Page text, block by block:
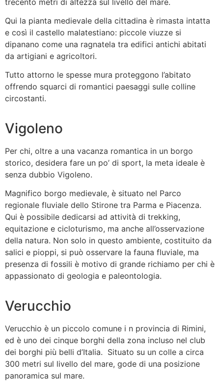
Qui la pianta medievale della cittadina è rimasta intatta
e così il castello malatestiano: piccole viuzze si
dipanano come una ragnatela tra edifici antichi abitati
da artigiani e agricoltori.
Tutto attorno le spesse mura proteggono l’abitato
offrendo squarci di romantici paesaggi sulle colline
circostanti.
Vigoleno
Per chi, oltre a una vacanza romantica in un borgo
storico, desidera fare un po’ di sport, la meta ideale è
senza dubbio Vigoleno.
Magnifico borgo medievale, è situato nel Parco
regionale fluviale dello Stirone tra Parma e Piacenza.
Qui è possibile dedicarsi ad attività di trekking,
equitazione e cicloturismo, ma anche all’osservazione
della natura. Non solo in questo ambiente, costituito da
salici e pioppi, si può osservare la fauna fluviale, ma
presenza di fossili è motivo di grande richiamo per chi è
appassionato di geologia e paleontologia.
Verucchio
Verucchio è un piccolo comune i n provincia di Rimini,
ed è uno dei cinque borghi della zona incluso nel club
dei borghi più belli d’Italia. Situato su un colle a circa
300 metri sul livello del mare, gode di una posizione
panoramica sul mare.